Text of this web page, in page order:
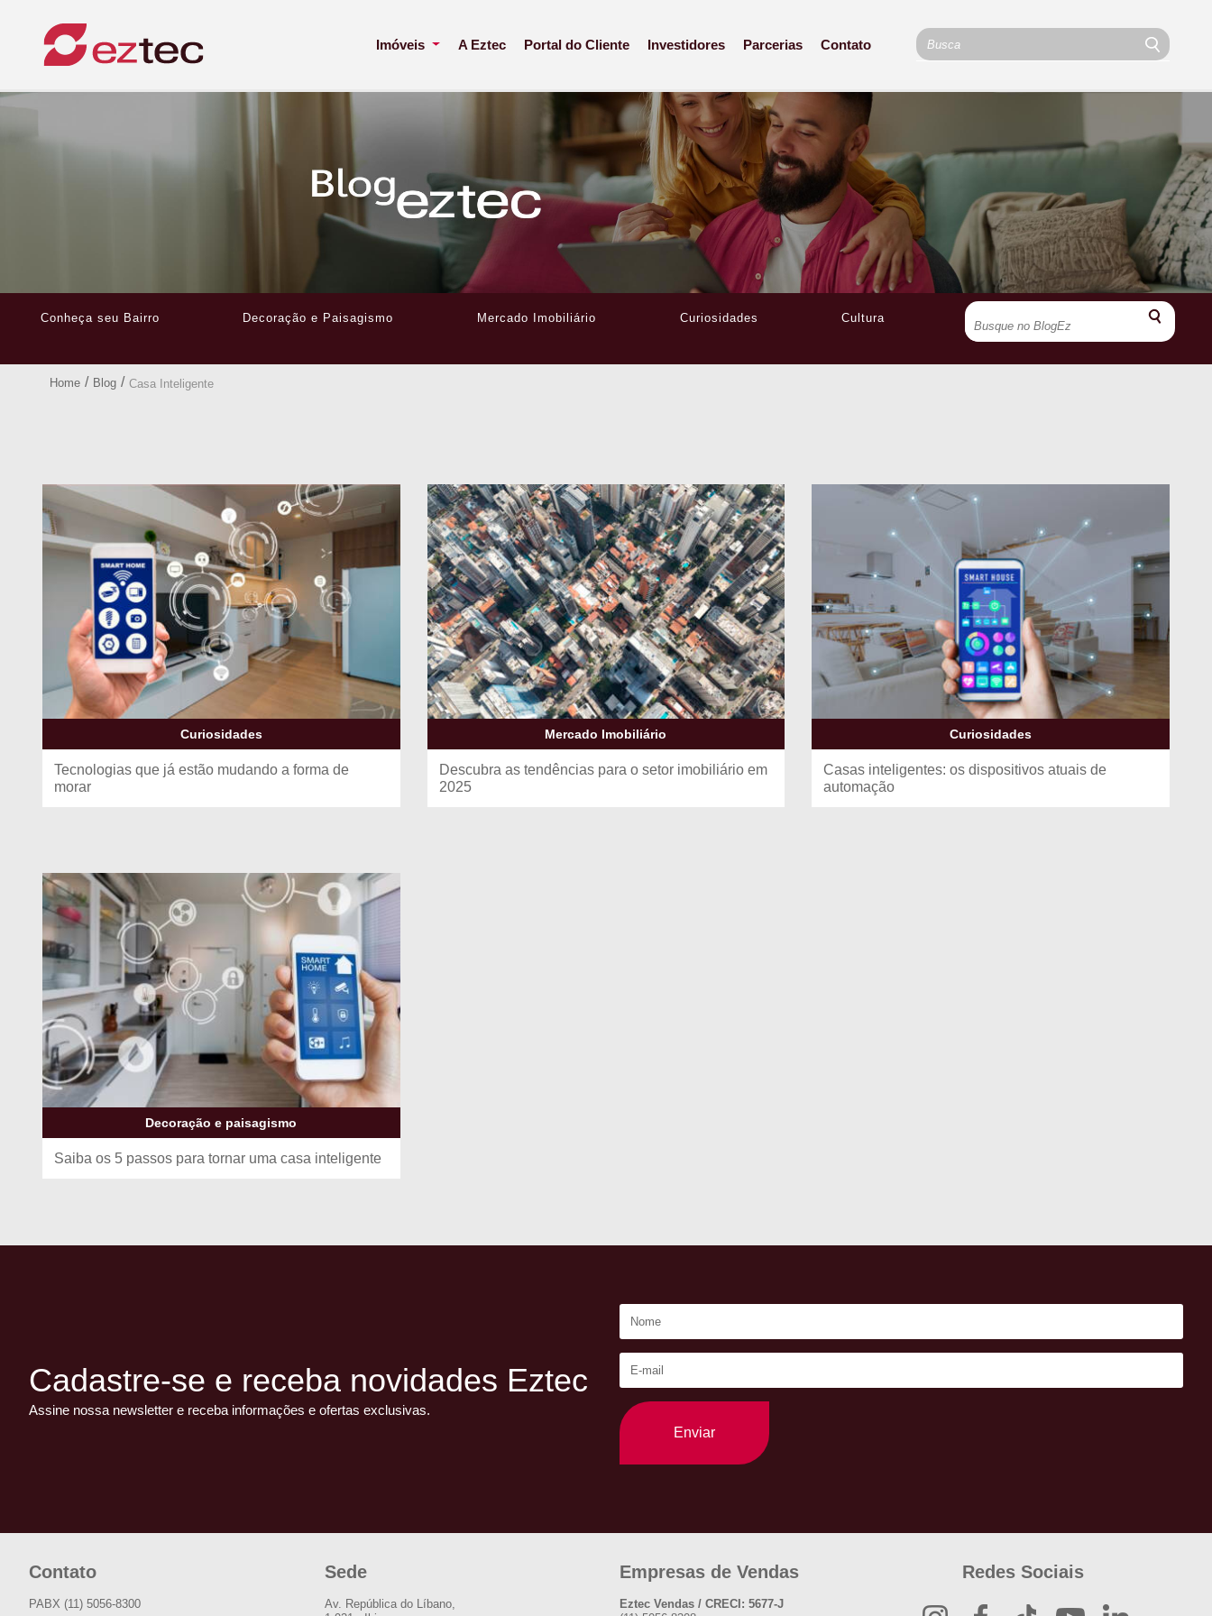
Imóveis A Eztec Portal do Cliente Investidores Parcerias Contato
Conheça seu Bairro Decoração e Paisagismo Mercado Imobiliário Curiosidades Cultura
Home / Blog / Casa Inteligente
Curiosidades
Tecnologias que já estão mudando a forma de
morar
Mercado Imobiliário
Descubra as tendências para o setor imobiliário em
2025
Curiosidades
Casas inteligentes: os dispositivos atuais de
automação
Decoração e paisagismo
Saiba os 5 passos para tornar uma casa inteligente
Cadastre-se e receba novidades Eztec
Assine nossa newsletter e receba informações e ofertas exclusivas.
Enviar
Contato
PABX (11) 5056-8300
Sede
Av. República do Líbano,
Empresas de Vendas
Eztec Vendas / CRECI: 5677-J
Redes Sociais